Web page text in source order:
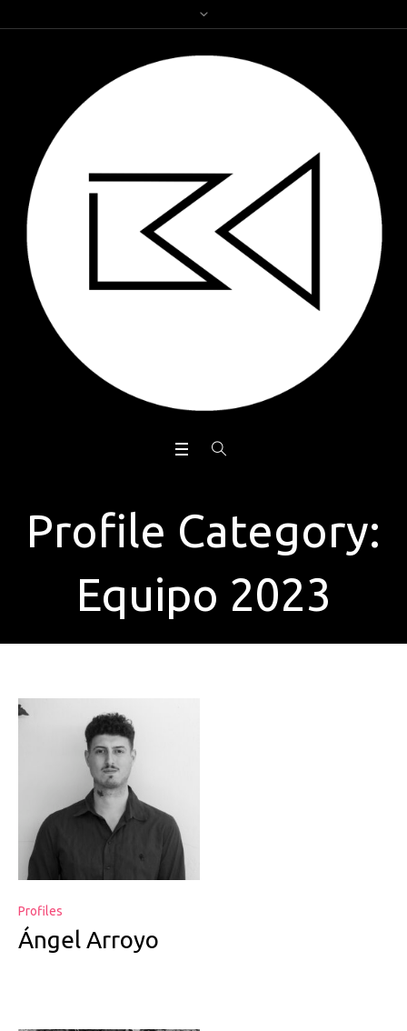
Profile Category:
Equipo 2023
Profiles
Ángel Arroyo